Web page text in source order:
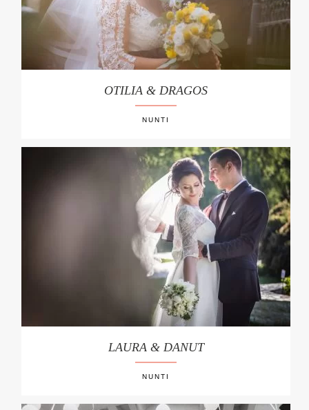
OTILIA & DRAGOS
NUNTI
LAURA & DANUT
NUNTI